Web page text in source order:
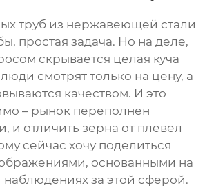
труб из нержавеющей стали
простая задача. Но на деле,
скрывается целая куча
смотрят только на цену, а
качеством. И это
– рынок переполнен
и отличить зерна от плевел
сейчас хочу поделиться
основанными на
за этой сферой.